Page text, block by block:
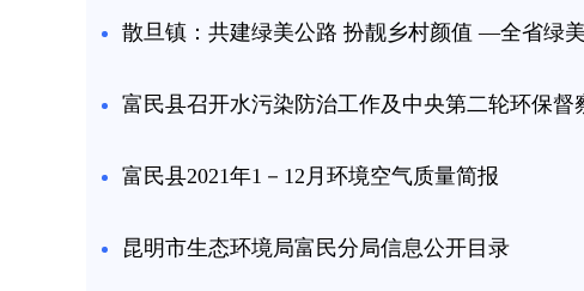
散旦镇：共建绿美公路 扮靓乡村颜值 —全省绿
富民县召开水污染防治工作及中央第二轮环保督
富民县2021年1－12月环境空气质量简报
昆明市生态环境局富民分局信息公开目录